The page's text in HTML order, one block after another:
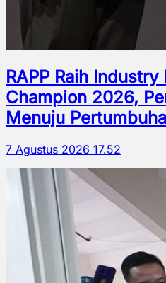
RAPP Raih
Champion 2026,
Menuju
7 Agustus 2026 17.52